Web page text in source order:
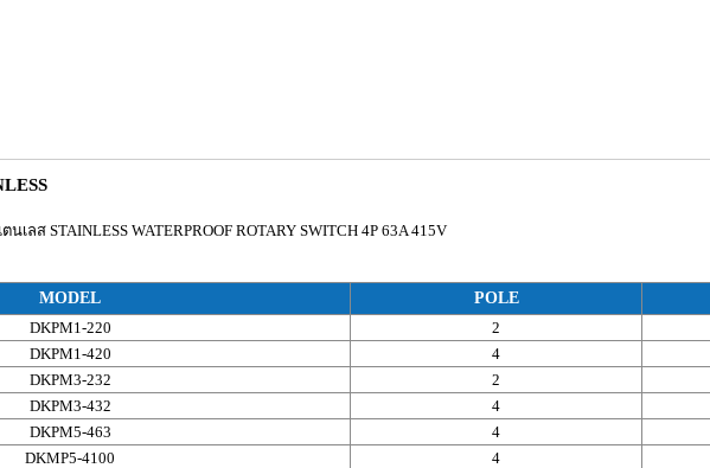
ส STAINLESS WATERPROOF ROTARY SWITCH 4P 63A 415V
MODEL POLE
DKPM1-220
2
DKPM1-420
4
DKPM3-232
2
DKPM3-432
4
DKPM5-463
4
DKMP5-4100
4